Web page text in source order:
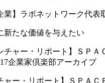
業】ラボネットワーク代表
新たな価値を与えたい
企業家倶楽部アーカイブ
ャー・リポート】ＳＰＡＣ